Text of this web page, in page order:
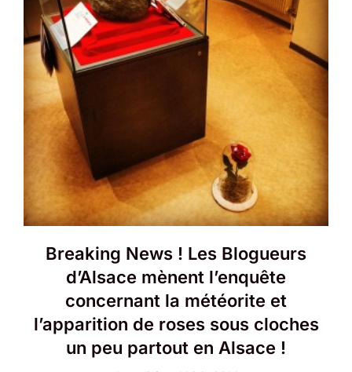
Breaking News ! Les Blogueurs
d’Alsace mènent l’enquête
concernant la météorite et
l’apparition de roses sous cloches
un peu partout en Alsace !